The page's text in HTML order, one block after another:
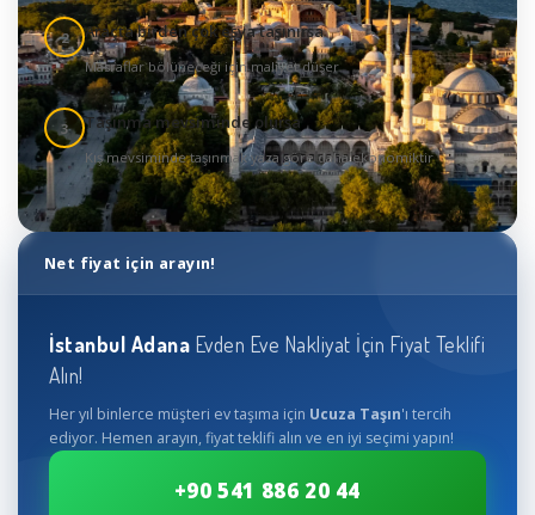
2 Araçta birden çok eşya taşınırsa
Masraflar bölüneceği için maliyet düşer
3 Taşınma mevsiminde olursa
Kış mevsiminde taşınmak yaza göre daha ekonomiktir
Net fiyat için arayın!
İstanbul Adana Evden Eve Nakliyat İçin Fiyat Teklifi
Alın!
Her yıl binlerce müşteri ev taşıma için Ucuza Taşın'ı tercih
ediyor. Hemen arayın, fiyat teklifi alın ve en iyi seçimi yapın!
+90 541 886 20 44